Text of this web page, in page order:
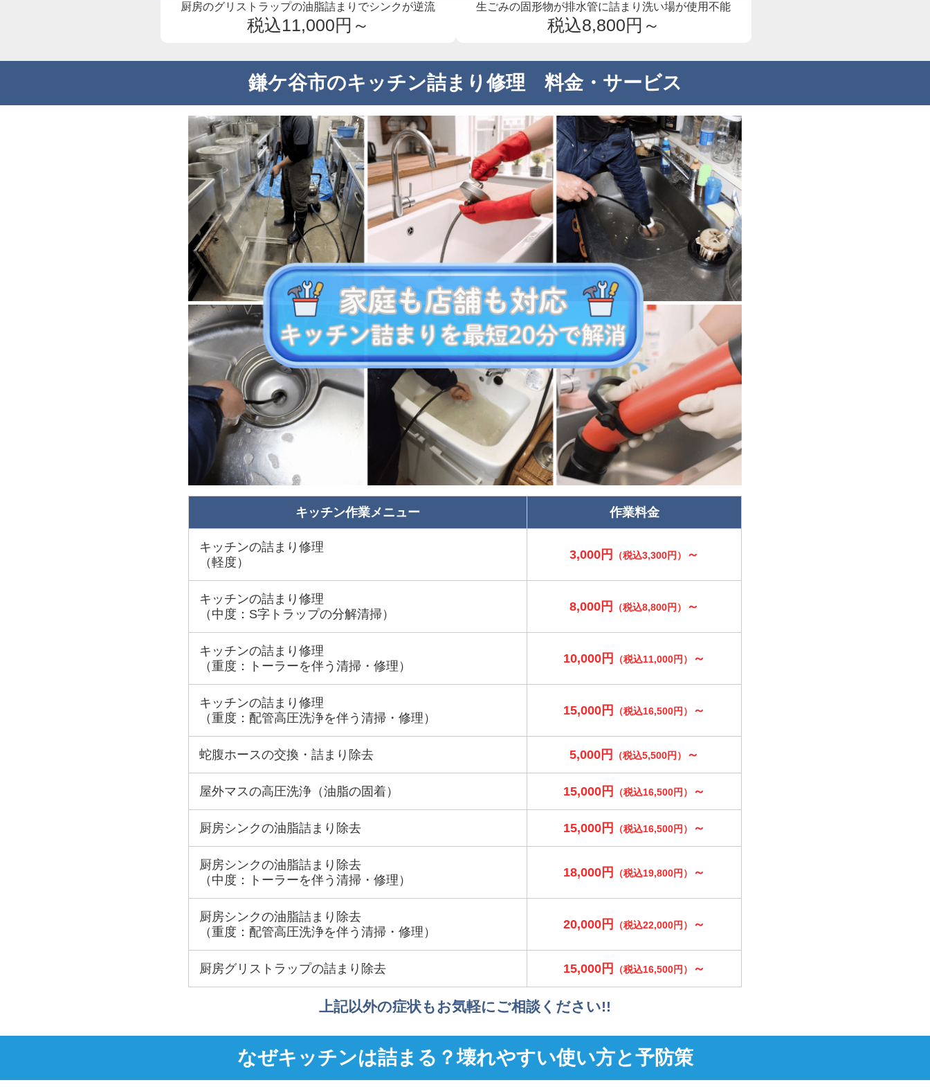
厨房のグリストラップの油脂詰まりでシンクが逆流
税込11,000円～
生ごみの固形物が排水管に詰まり洗い場が使用不能
税込8,800円～
鎌ケ谷市のキッチン詰まり修理 料金・サービス
キッチン作業メニュー 作業料金
キッチンの詰まり修理
（軽度）
3,000円 （税込3,300円） ～
キッチンの詰まり修理
（中度：S字トラップの分解清掃）
8,000円 （税込8,800円） ～
キッチンの詰まり修理
（重度：トーラーを伴う清掃・修理）
10,000円 （税込11,000円） ～
キッチンの詰まり修理
（重度：配管高圧洗浄を伴う清掃・修理）
15,000円 （税込16,500円） ～
蛇腹ホースの交換・詰まり除去 5,000円 （税込5,500円） ～
屋外マスの高圧洗浄（油脂の固着） 15,000円 （税込16,500円） ～
厨房シンクの油脂詰まり除去 15,000円 （税込16,500円） ～
厨房シンクの油脂詰まり除去
（中度：トーラーを伴う清掃・修理）
18,000円 （税込19,800円） ～
厨房シンクの油脂詰まり除去
（重度：配管高圧洗浄を伴う清掃・修理）
20,000円 （税込22,000円） ～
厨房グリストラップの詰まり除去 15,000円 （税込16,500円） ～
上記以外の症状もお気軽にご相談ください!!
なぜキッチンは詰まる？壊れやすい使い方と予防策